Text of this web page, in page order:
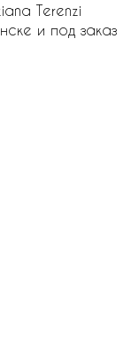
Terenzi
и под заказ